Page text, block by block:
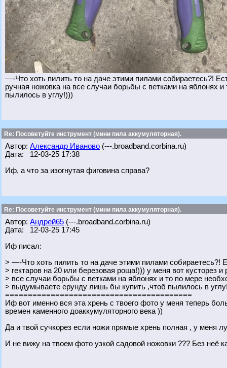
—-Что хоть пилить то на даче этими пилами собираетесь?!
ручная ножовка на все случаи борьбы с ветками на
пылилось в углу!)))
Re: Посоветуйте инструмент (мини пила аккумуляторная).
Автор: Александр Иваново (---.broadband.corbina.ru)
Дата: 12-03-25 17:38
Иф, а что за изогнутая фиговина справа?
Re: Посоветуйте инструмент (мини пила аккумуляторная).
Автор: Андрей65 (---.broadband.corbina.ru)
Дата: 12-03-25 17:45
Иф писал:
> —-Что хоть пилить то на даче этими пилами собираетесь?!
> гектаров на 20 или березовая роща!))) у меня вот кусторез и
> все случаи борьбы с ветками на яблонях и то по мере
> выдумываете ерунду лишь бы купить ,чтоб пылилось в
=========================================
Иф вот именно вся эта хрень с твоего фото у меня теперь
времен каменного доаккумуляторного века ))
Да и твой сучкорез если ножи прямые хрень полная , у меня
И не вижу на твоем фото узкой садовой ножовки ??? Без неё